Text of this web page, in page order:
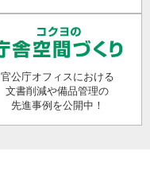
官公庁オフィスにおける
文書削減や備品管理の
先進事例を公開中！